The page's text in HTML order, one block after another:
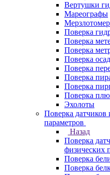
Вертушки
Мареографы
Поверка
Поверка
Поверка
Поверка
Поверка
Поверка
Поверка
Поверка
Эхолоты
Поверка датчиков
параметров
Назад
Поверка
физических
Поверка
Поверка